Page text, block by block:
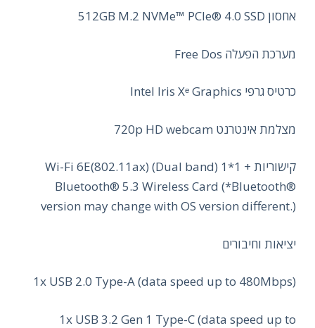
אחסון 512GB M.2 NVMe™ PCIe® 4.0 SSD
מערכת הפעלה Free Dos
כרטיס גרפי Intel Iris Xᵉ Graphics
מצלמת אינטרנט 720p HD webcam
קישוריות Wi-Fi 6E(802.11ax) (Dual band) 1*1 +
Bluetooth® 5.3 Wireless Card (*Bluetooth®
version may change with OS version different.)
יציאות וחיבורים
1x USB 2.0 Type-A (data speed up to 480Mbps)
1x USB 3.2 Gen 1 Type-C (data speed up to